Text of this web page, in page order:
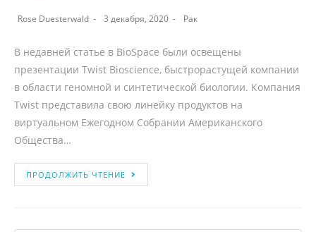
Rose Duesterwald 3 декабря, 2020 Рак
В недавней статье в BioSpace были освещены
презентации Twist Bioscience, быстрорастущей компании
в области геномной и синтетической биологии. Компания
Twist представила свою линейку продуктов на
виртуальном Ежегодном Собрании Американского
Общества…
ПРОДОЛЖИТЬ ЧТЕНИЕ